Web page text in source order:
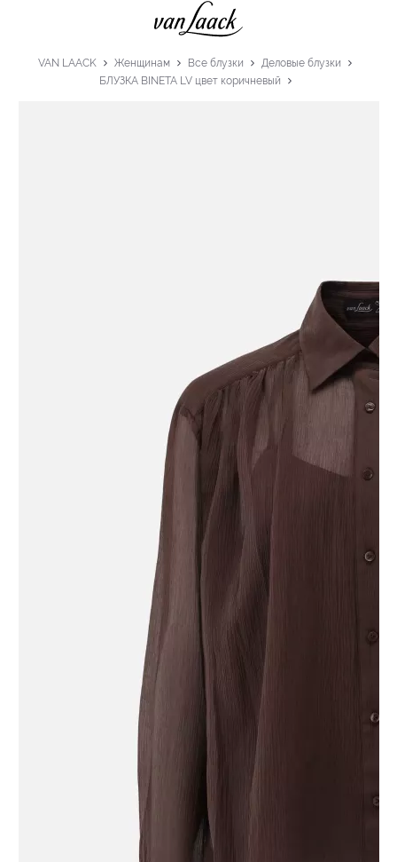
VAN LAACK Женщинам Все блузки
Деловые блузки
БЛУЗКА BINETA LV цвет коричневый